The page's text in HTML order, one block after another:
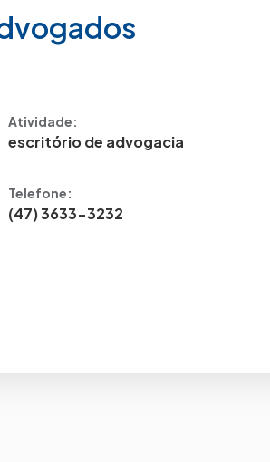
Atividade:
escritório de advogacia
Telefone:
(47) 3633-3232